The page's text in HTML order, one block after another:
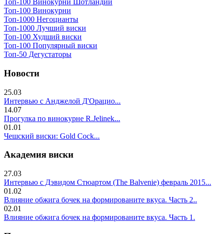
Топ-100 Винокурни Шотландии
Топ-100 Винокурни
Топ-1000 Негоцианты
Топ-1000 Лучший виски
Топ-100 Худший виски
Топ-100 Популярный виски
Топ-50 Дегустаторы
Новости
25.03
Интервью с Анджелой Д'Орацио...
14.07
Прогулка по винокурне R.Jelinek...
01.01
Чешский виски: Gold Cock...
Академия виски
27.03
Интервью с Дэвидом Стюартом (The Balvenie) февраль 2015...
01.02
Влияние обжига бочек на формированите вкуса. Часть 2..
02.01
Влияние обжига бочек на формированите вкуса. Часть 1.